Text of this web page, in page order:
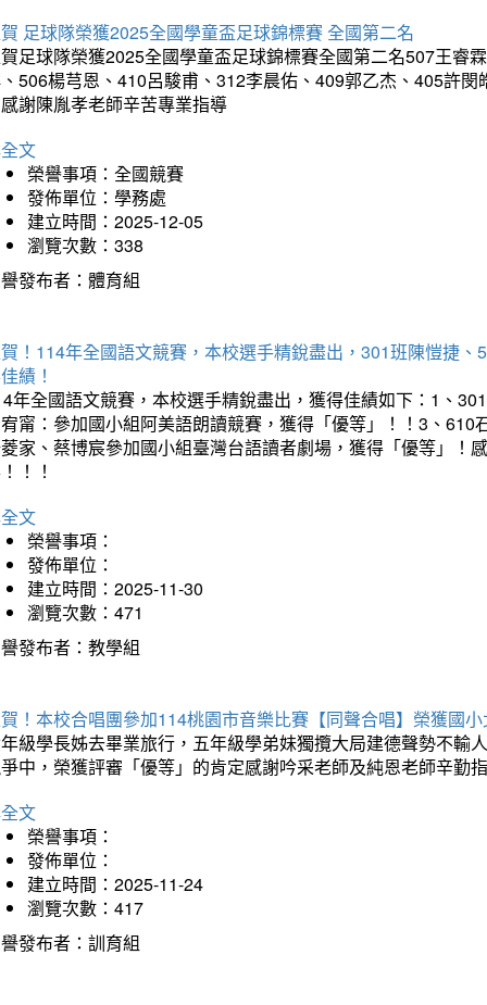
足球隊榮獲2025全國學童盃足球錦標賽 全國第二名
足球隊榮獲2025全國學童盃足球錦標賽全國第二名507王睿
506楊芎恩、410呂駿甫、312李晨佑、409郭乙杰、405許
謝陳胤孝老師辛苦專業指導
文
榮譽事項：全國競賽
發佈單位：學務處
建立時間：2025-12-05
瀏覽次數：338
發布者：體育組
！114年全國語文競賽，本校選手精銳盡出，301班陳愷捷
績！
年全國語文競賽，本校選手精銳盡出，獲得佳績如下：1、
甯：參加國小組阿美語朗讀競賽，獲得「優等」！！3、
家、蔡博宸參加國小組臺灣台語讀者劇場，獲得「優等」！
！！
文
榮譽事項：
發佈單位：
建立時間：2025-11-30
瀏覽次數：471
發布者：教學組
！本校合唱團參加114桃園市音樂比賽【同聲合唱】榮獲國
級學長姊去畢業旅行，五年級學弟妹獨攬大局建德聲勢不輸
中，榮獲評審「優等」的肯定感謝吟采老師及純恩老師辛勤
文
榮譽事項：
發佈單位：
建立時間：2025-11-24
瀏覽次數：417
發布者：訓育組